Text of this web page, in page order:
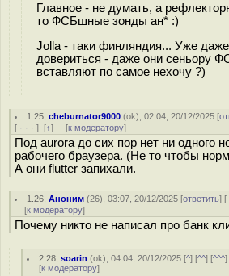
Главное - не думать, а
то ФСБшные зонды ан* :)
Jolla - таки финляндия... Уже
довериться - даже они сеньору
вставляют по самое нехочу ?)
1.25 ,cheburnator9000 (ok), 02:04, 20/12/2025 [
[ · · · ] [↑] [к модератору]
Под aurora до сих пор нет ни одного
рабочего браузера. (Не то чтобы
А они flutter запихали.
1.26 ,Аноним (26), 03:07, 20/12/2025 [ответить] [
[к модератору]
Почему никто не написал про банк
2.28 ,soarin (ok), 04:04, 20/12/2025 [^] [^^] [^^^]
[к модератору]